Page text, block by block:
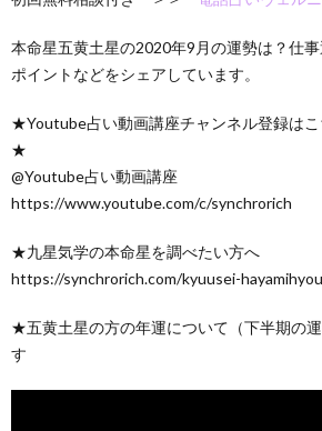
本命星五黄土星の2020年9月の運勢は？仕
ポイントなどをシェアしています。
★Youtube占い動画講座チャンネル登録は
★
@Youtube占い動画講座
https://www.youtube.com/c/synchrorich
★九星気学の本命星を調べたい方へ
https://synchrorich.com/kyuusei-
★五黄土星の方の年運について（下半期の
す